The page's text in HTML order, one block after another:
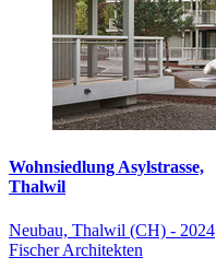
Wohnsiedlung Asylstrasse,
Thalwil
Neubau, Thalwil (CH) - 2024
Fischer Architekten